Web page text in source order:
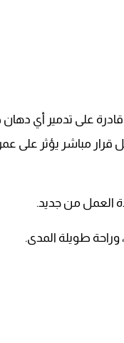
قادرة على تدمير أي
مباشر يؤثر على عمر
العمل من جديد.
طويلة المدى.